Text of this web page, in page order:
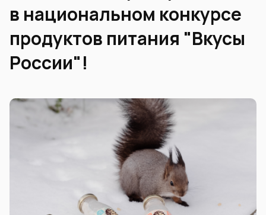
в национальном конкурсе
продуктов питания "Вкусы
России"!